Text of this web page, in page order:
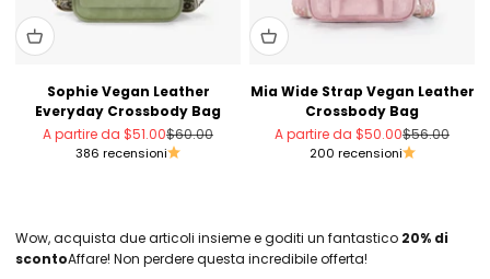
Sophie Vegan Leather
Everyday Crossbody Bag
Prezzo scontato
A partire da $51.00Prezzo
$60.00
386 recensioni
Mia Wide Strap Vegan Leather
Crossbody Bag
Prezzo scontato
A partire da $50.00Prezzo
$56.00
200 recensioni
Wow, acquista due articoli insieme e goditi un fantastico 20% di
scontoAffare! Non perdere questa incredibile offerta!